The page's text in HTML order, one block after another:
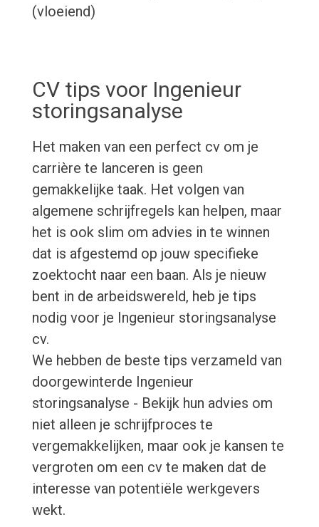
(vloeiend)
CV tips voor Ingenieur
storingsanalyse
Het maken van een perfect cv om je
carrière te lanceren is geen
gemakkelijke taak. Het volgen van
algemene schrijfregels kan helpen, maar
het is ook slim om advies in te winnen
dat is afgestemd op jouw specifieke
zoektocht naar een baan. Als je nieuw
bent in de arbeidswereld, heb je tips
nodig voor je Ingenieur storingsanalyse
cv.
We hebben de beste tips verzameld van
doorgewinterde Ingenieur
storingsanalyse - Bekijk hun advies om
niet alleen je schrijfproces te
vergemakkelijken, maar ook je kansen te
vergroten om een cv te maken dat de
interesse van potentiële werkgevers
wekt.